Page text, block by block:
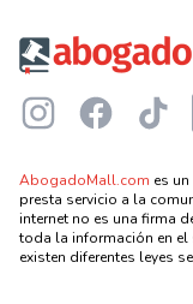
InstagramFacebookTikTok
AbogadoMall.com es
presta servicio a la
internet no es una firma
toda la información en el
existen diferentes leyes